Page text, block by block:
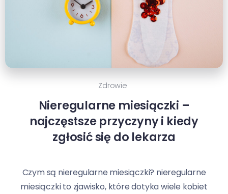
Zdrowie
Nieregularne miesiączki –
najczęstsze przyczyny i kiedy
zgłosić się do lekarza
Czym są nieregularne miesiączki? nieregularne
miesiączki to zjawisko, które dotyka wiele kobiet